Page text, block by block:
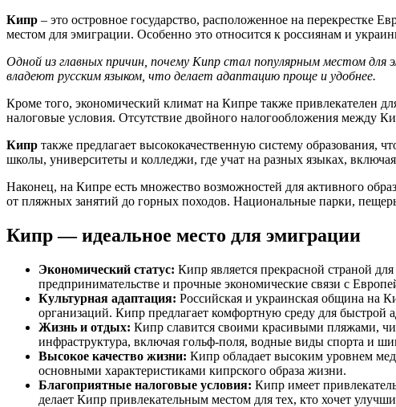
Кипр – это островное государство, расположенное на
местом для эмиграции. Особенно это относится к россиянам и
Одной из главных причин, почему Кипр стал популярным местом для
владеют русским языком, что делает адаптацию проще и удобнее.
Кроме того, экономический климат на Кипре также привлекателен
налоговые условия. Отсутствие двойного налогообложения между
Кипр также предлагает высококачественную систему
школы, университеты и колледжи, где учат на разных языках,
Наконец, на Кипре есть множество возможностей для активного
от пляжных занятий до горных походов. Национальные парки,
Кипр — идеальное место для эмиграции
Экономический статус: Кипр является прекрасной страной
предпринимательстве и прочные экономические связи с
Культурная адаптация: Российская и украинская община на
организаций. Кипр предлагает комфортную среду для быстрой
Жизнь и отдых: Кипр славится своими красивыми пляжами,
инфраструктура, включая гольф-поля, водные виды спорта и
Высокое качество жизни: Кипр обладает высоким уровнем
основными характеристиками кипрского образа жизни.
Благоприятные налоговые условия: Кипр имеет
делает Кипр привлекательным местом для тех, кто хочет